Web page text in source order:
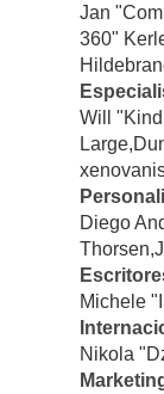
Jan
360"
Will
Diego
Michele
Nikola